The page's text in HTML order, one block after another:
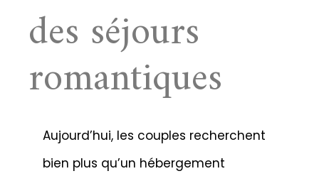
des séjours
romantiques
Aujourd’hui, les couples recherchent
bien plus qu’un hébergement